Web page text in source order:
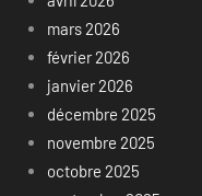
mars 2026
février 2026
janvier 2026
décembre 2025
novembre 2025
octobre 2025